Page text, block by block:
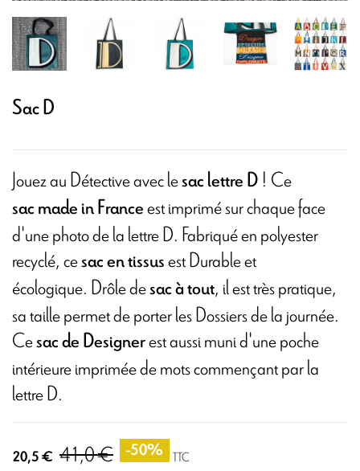
Sac D
Jouez au Détective avec lesac lettre D! Ce
sacmade in Franceest imprimé sur chaque face
d'une photo de la lettre D. Fabriqué en polyester
recyclé, cesac en tissusest Durable et
écologique. Drôle desac à tout, il est très pratique,
sa taille permet de porter les Dossiers de la journée.
Cesac de Designerest aussi muni d'une poche
intérieure imprimée de mots commençant par la
lettre D.
20,5 € 41,0 € -50% TTC